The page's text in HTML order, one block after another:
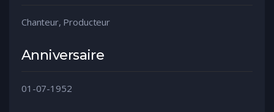
Chanteur, Producteur
Anniversaire
01-07-1952